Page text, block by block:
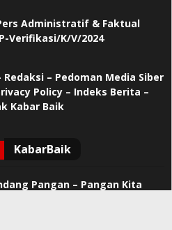
Administratif & Faktual
Verifikasi/K/V/2024
Redaksi – Pedoman Media Siber
Policy– Indeks Berita –
Kabar Baik
Pangan – Pangan Kita